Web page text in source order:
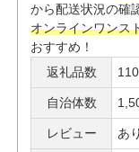
から配送状況の確
オンラインワンス
おすすめ！
返礼品数
自治体数
レビュー あ